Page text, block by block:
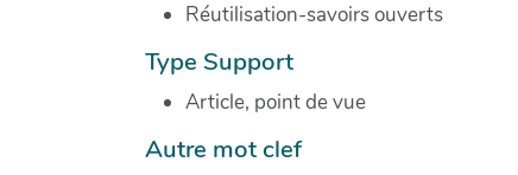
Réutilisation-savoirs ouverts
Type Support
Article, point de vue
Autre mot clef